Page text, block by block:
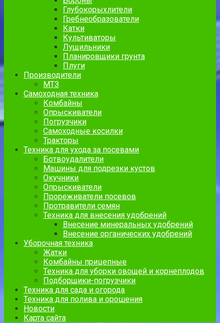
Глубокорыхлители
Гребнеобразователи
Катки
Культиваторы
Лущильники
Планировщики грунта
Плуги
Производители
МТЗ
Самоходная техника
Комбайны
Опрыскиватели
Погрузчики
Самоходные косилки
Тракторы
Техника для ухода за посевами
Ботвоудалители
Машины для подрезки кустов
Окучники
Опрыскиватели
Прореживатели посевов
Протравители семян
Техника для внесения удобрений
Внесение минеральных удобрений
Внесение органических удобрений
Уборочная техника
Жатки
Комбайны прицепные
Техника для уборки овощей и корнеплодов
Подборщики-погрузчики
Техника для сада и огорода
Техника для полива и орошения
Новости
Карта сайта